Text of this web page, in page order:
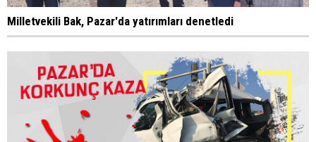
Milletvekili Bak, Pazar'da yatırımları denetledi